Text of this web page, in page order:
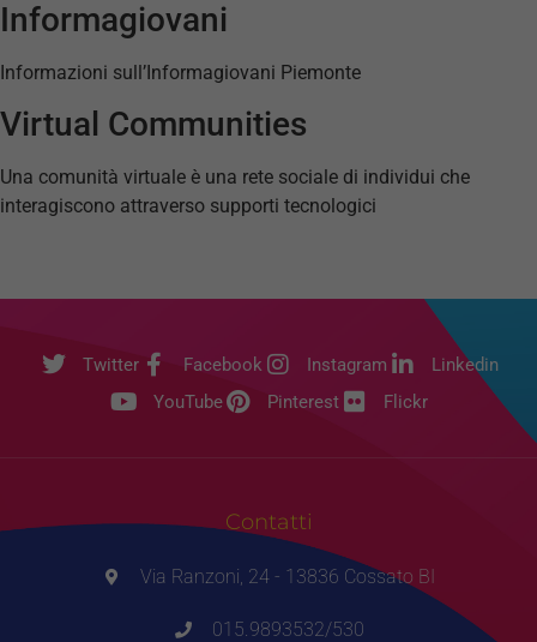
Informagiovani
Informazioni sull’Informagiovani Piemonte
Virtual Communities
Una comunità virtuale è una rete sociale di individui che
interagiscono attraverso supporti tecnologici
Twitter Facebook Instagram
Linkedin
YouTube
Pinterest Flickr
Contatti
Via Ranzoni, 24 - 13836 Cossato BI
015.9893532/530